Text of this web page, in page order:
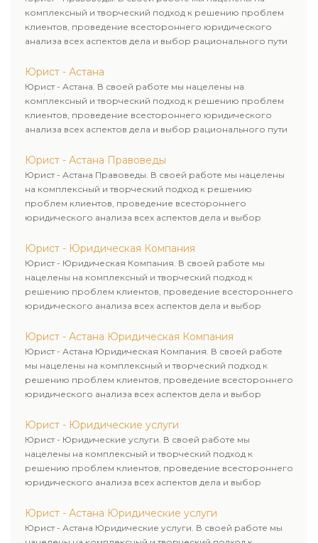
безопасностью.
комплексный и творческий подход к решению проблем
клиентов, проведение всестороннего юридического
анализа всех аспектов дела и выбор рационального пути
Юрист - Астана
Юрист - Астана. В своей работе мы нацелены на
комплексный и творческий подход к решению проблем
клиентов, проведение всестороннего юридического
анализа всех аспектов дела и выбор рационального пути
Юрист - Астана Правоведы
Юрист - Астана Правоведы. В своей работе мы нацелены
на комплексный и творческий подход к решению
проблем клиентов, проведение всестороннего
юридического анализа всех аспектов дела и выбор
Юрист - Юридическая Компания
Юрист - Юридическая Компания. В своей работе мы
нацелены на комплексный и творческий подход к
решению проблем клиентов, проведение всестороннего
юридического анализа всех аспектов дела и выбор
Юрист - Астана Юридическая Компания
Юрист - Астана Юридическая Компания. В своей работе
мы нацелены на комплексный и творческий подход к
решению проблем клиентов, проведение всестороннего
юридического анализа всех аспектов дела и выбор
Юрист - Юридические услуги
Юрист - Юридические услуги. В своей работе мы
нацелены на комплексный и творческий подход к
решению проблем клиентов, проведение всестороннего
юридического анализа всех аспектов дела и выбор
Юрист - Астана Юридические услуги
Юрист - Астана Юридические услуги. В своей работе мы